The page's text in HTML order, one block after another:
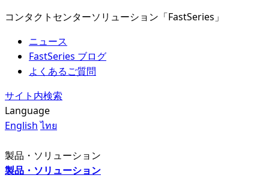
コンタクトセンターソリューション「FastSeries」
ニュース
FastSeries ブログ
よくあるご質問
サイト内検索
Language
English ไทย
製品・ソリューション
製品・ソリューション